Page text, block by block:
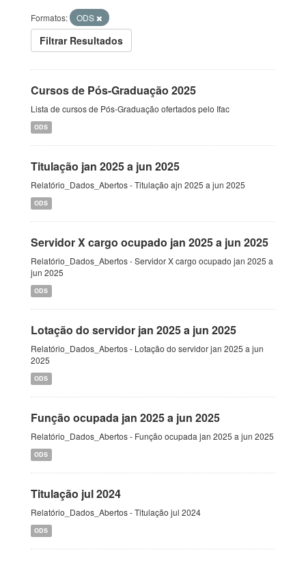
Formatos: ODS
Filtrar Resultados
Cursos de Pós-Graduação 2025
Lista de cursos de Pós-Graduação ofertados pelo Ifac
ODS
Titulação jan 2025 a jun 2025
Relatório_Dados_Abertos - Titulação ajn 2025 a jun 2025
ODS
Servidor X cargo ocupado jan 2025 a jun 2025
Relatório_Dados_Abertos - Servidor X cargo ocupado jan 2025 a
jun 2025
ODS
Lotação do servidor jan 2025 a jun 2025
Relatório_Dados_Abertos - Lotação do servidor jan 2025 a jun
2025
ODS
Função ocupada jan 2025 a jun 2025
Relatório_Dados_Abertos - Função ocupada jan 2025 a jun 2025
ODS
Titulação jul 2024
Relatório_Dados_Abertos - Titulação jul 2024
ODS